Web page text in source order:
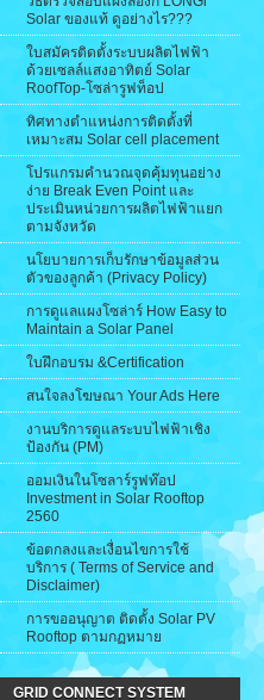
Solar ของแท้ ดูอย่างไร???
ใบสมัครติดตั้งระบบผลิตไฟฟ้า
ด้วยเซลล์แสงอาทิตย์ Solar
RoofTop-โซล่ารูฟท็อป
ทิศทางตำแหน่งการติดตั้งที่
เหมาะสม Solar cell placement
โปรแกรมคำนวณจุดคุ้มทุนอย่าง
ง่าย Break Even Point และ
ประเมินหน่วยการผลิตไฟฟ้าแยก
ตามจังหวัด
นโยบายการเก็บรักษาข้อมูลส่วน
ตัวของลูกค้า (Privacy Policy)
การดูแลแผงโซล่าร์ How Easy to
Maintain a Solar Panel
ใบฝึกอบรม &Certification
สนใจลงโฆษณา Your Ads Here
งานบริการดูแลระบบไฟฟ้าเชิง
ป้องกัน (PM)
ออมเงินในโซลาร์รูฟท๊อป
Investment in Solar Rooftop
2560
ข้อตกลงและเงื่อนไขการใช้
บริการ ( Terms of Service and
Disclaimer)
การขออนุญาต ติดตั้ง Solar PV
Rooftop ตามกฏหมาย
GRID CONNECT SYSTEM